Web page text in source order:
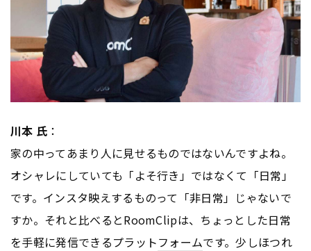
川本 氏 ：
家の中ってあまり人に見せるものではないんですよね。
オシャレにしていても「よそ行き」ではなくて「日常」
です。インスタ映えするものって「非日常」じゃないで
すか。それと比べるとRoomClipは、ちょっとした日常
を手軽に発信できるプラットフォームです。少しほつれ